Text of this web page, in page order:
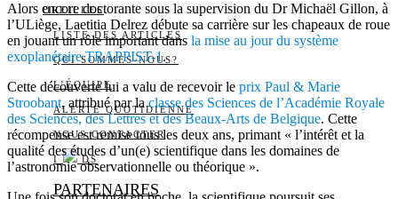
OREILLES
LISTE DES ARTICLES
QUI SOMMES-NOUS?
L’ÉQUIPE
ALERTE QUOTIDIENNE
NOUS CONTACTER
I DS
PARTENAIRES
Alors encore doctorante sous la supervision du Dr Michaël Gillon, à
l’ULiège, Laetitia Delrez débute sa carrière sur les chapeaux de roue
en jouant un rôle important dans la mise au jour du système
exoplanétaire TRAPPIST-1.
Cette découverte lui a valu de recevoir le prix Paul & Marie
Stroobant, attribué par laclasse des Sciences de l’Académie Royale
des Sciences, des Lettres et des Beaux-Arts de Belgique. Cette
récompense est remise tous les deux ans, primant « l’intérêt et la
qualité des études d’un(e) scientifique dans les domaines de
l’astronomie observationnelle ou théorique ».